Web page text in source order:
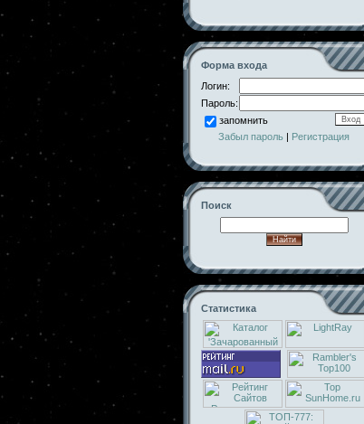
Форма входа
Логин:
Пароль:
запомнить
Забыл пароль | Регистрация
Поиск
Статистика